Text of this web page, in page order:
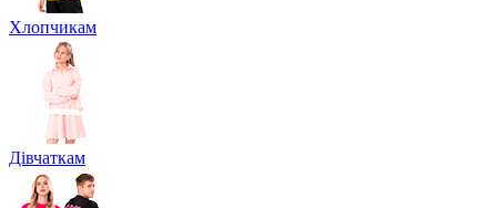
Хлопчикам
Дівчаткам